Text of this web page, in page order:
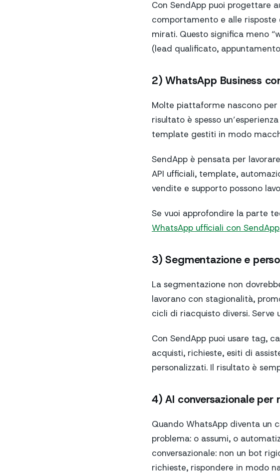
Con SendApp puoi progettare
comportamento e alle
mirati. Questo significa meno
(lead qualificato,
2) WhatsApp Business
Molte piattaforme nascono per
risultato è spesso
template gestiti in modo
SendApp è pensata per
API ufficiali, template,
vendite e supporto possono
Se vuoi approfondire la parte
WhatsApp ufficiali con SendApp
3) Segmentazione e
La segmentazione non
lavorano con stagionalità,
cicli di riacquisto diversi.
Con SendApp puoi usare tag,
acquisti, richieste, esiti di
personalizzati. Il risultato è
4) AI conversazionale
Quando WhatsApp diventa un
problema: o assumi, o
conversazionale: non un bot
richieste, rispondere in modo